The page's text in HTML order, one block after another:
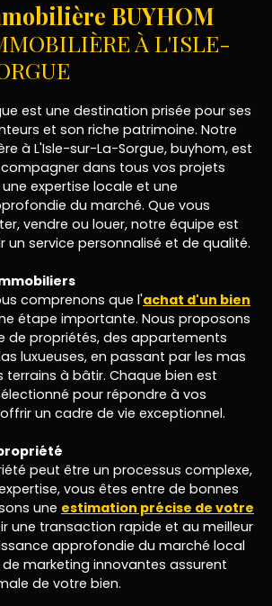
BUYHOM
À L'ISLE-
est une destination prisée pour ses
et son riche patrimoine. Notre
à L'Isle-sur-La-Sorgue, buyhom, est
dans tous vos projets
expertise locale et une
du marché. Que vous
vendre ou louer, notre équipe est
un service personnalisé et de qualité.
comprenons que l'achat d'un bien
étape importante. Nous proposons
de propriétés, des appartements
luxueuses, en passant par les mas
terrains à bâtir. Chaque bien est
pour répondre à vos
un cadre de vie exceptionnel.
peut être un processus complexe,
vous êtes entre de bonnes
une estimation précise de votre
une transaction rapide et au meilleur
approfondie du marché local
marketing innovantes assurent
de votre bien.